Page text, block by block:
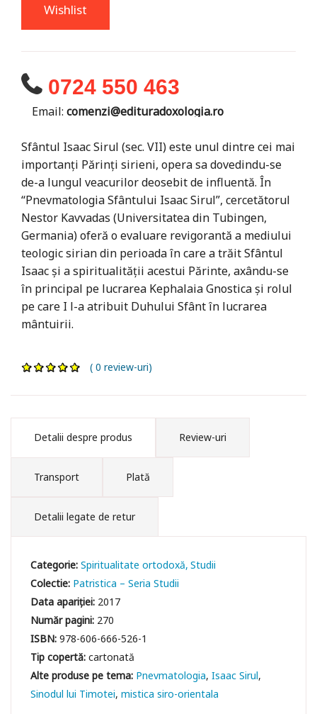
Wishlist
0724 550 463
Email: comenzi@edituradoxologia.ro
Sfântul Isaac Sirul (sec. VII) este unul dintre cei mai
importanţi Părinţi sirieni, opera sa dovedindu-se
de-a lungul veacurilor deosebit de influentă. În
“Pnevmatologia Sfântului Isaac Sirul”, cercetătorul
Nestor Kavvadas (Universitatea din Tubingen,
Germania) oferă o evaluare revigorantă a mediului
teologic sirian din perioada în care a trăit Sfântul
Isaac şi a spiritualităţii acestui Părinte, axându-se
în principal pe lucrarea Kephalaia Gnostica şi rolul
pe care I l-a atribuit Duhului Sfânt în lucrarea
mântuirii.
( 0 review-uri)
Detalii despre produs Review-uri
Transport Plată
Detalii legate de retur
Categorie:Spiritualitate ortodoxă Studii
Colectie: Patristica – Seria Studii
Data apariției: 2017
Număr pagini: 270
ISBN:978-606-666-526-1
Tip copertă:cartonată
Pnevmatologia Isaac Sirul
Sinodul lui Timotei mistica siro-orientala